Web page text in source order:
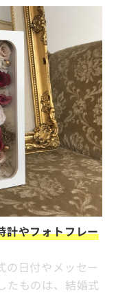
計やフォトフレー
の日付やメッセー
ものは、結婚式